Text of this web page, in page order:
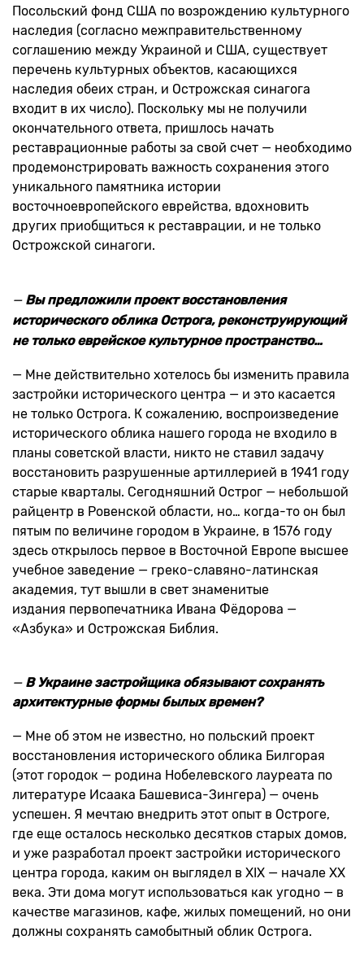
Посольский фонд США по возрождению культурного
наследия (согласно межправительственному
соглашению между Украиной и США, существует
перечень культурных объектов, касающихся
наследия обеих стран, и Острожская синагога
входит в их число). Поскольку мы не получили
окончательного ответа, пришлось начать
реставрационные работы за свой счет — необходимо
продемонстрировать важность сохранения этого
уникального памятника истории
восточноевропейского еврейства, вдохновить
других приобщиться к реставрации, и не только
Острожской синагоги.
—Вы предложили проект восстановления
исторического облика Острога, реконструирующий
не только еврейское культурное пространство…
— Мне действительно хотелось бы изменить правила
застройки исторического центра — и это касается
не только Острога. К сожалению, воспроизведение
исторического облика нашего города не входило в
планы советской власти, никто не ставил задачу
восстановить разрушенные артиллерией в 1941 году
старые кварталы. Сегодняшний Острог — небольшой
райцентр в Ровенской области, но… когда-то он был
пятым по величине городом в Украине, в 1576 году
здесь открылось первое в Восточной Европе высшее
учебное заведение — греко-славяно-латинская
академия, тут вышли в свет знаменитые
издания первопечатника Ивана Фёдорова —
«Азбука» и Острожская Библия.
— В Украине застройщика обязывают сохранять
архитектурные формы былых времен?
— Мне об этом не известно, но польский проект
восстановления исторического облика Билгорая
(этот городок — родина Нобелевского лауреата по
литературе Исаака Башевиса-Зингера) — очень
успешен. Я мечтаю внедрить этот опыт в Остроге,
где еще осталось несколько десятков старых домов,
и уже разработал проект застройки исторического
центра города, каким он выглядел в XIX — начале XX
века. Эти дома могут использоваться как угодно — в
качестве магазинов, кафе, жилых помещений, но они
должны сохранять самобытный облик Острога.